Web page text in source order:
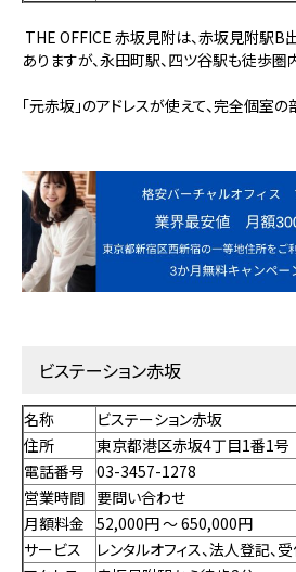
THE OFFICE 赤坂見附は、赤坂見附駅B
ありますが、永田町駅、四ツ谷駅も徒歩圏
「元赤坂」のアドレスが使えて、完全個室
ビステーション赤坂
名称
ビステーション赤坂
住所
東京都港区赤坂4丁目1番1号
電話番号 03-3457-1278
営業時間 要問い合わせ
月額料金 52,000円 〜 650,000円
サービス
レンタルオフィス、法人登記、